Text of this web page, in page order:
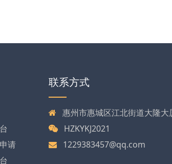
请
联系方式
惠州市惠城区江北街道大隆
HZKYKJ2021
1229383457@qq.com